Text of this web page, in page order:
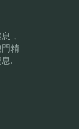
，
精
.